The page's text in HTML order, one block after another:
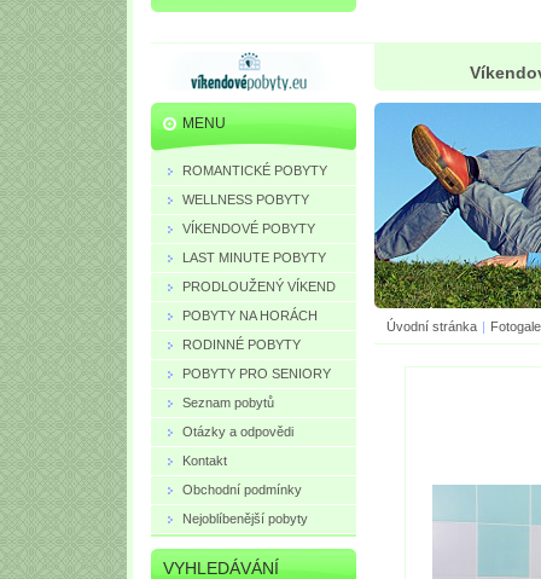
Úvodní stránka |
MENU
ROMANTICKÉ POBYTY
WELLNESS POBYTY
VÍKENDOVÉ POBYTY
LAST MINUTE POBYTY
PRODLOUŽENÝ VÍKEND
POBYTY NA HORÁCH
RODINNÉ POBYTY
POBYTY PRO SENIORY
Seznam pobytů
Otázky a odpovědi
Kontakt
Obchodní podmínky
Nejoblíbenější pobyty
VYHLEDÁVÁNÍ